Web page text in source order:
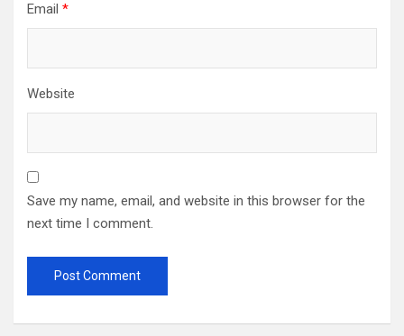
Email *
Website
Save my name, email, and website in this browser for the
next time I comment.